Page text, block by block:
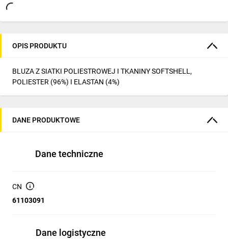
OPIS PRODUKTU
BLUZA Z SIATKI POLIESTROWEJ I TKANINY SOFTSHELL,
POLIESTER (96%) I ELASTAN (4%)
DANE PRODUKTOWE
Dane techniczne
CN
61103091
Dane logistyczne